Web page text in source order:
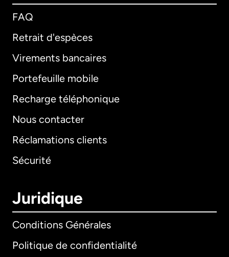
FAQ
Retrait d'espèces
Virements bancaires
Portefeuille mobile
Recharge téléphonique
Nous contacter
Réclamations clients
Sécurité
Juridique
Conditions Générales
Politique de confidentialité